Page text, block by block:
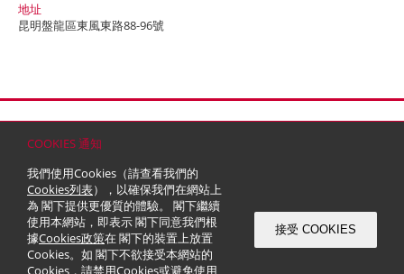
COOKIES 通知
我們使用Cookies（請查看我們的
Cookies列表），以確保我們在網站上
為 閣下提供更優質的體驗。 閣下繼續
使用本網站，即表示 閣下同意我們根
據Cookies政策在 閣下的裝置上放置
Cookies。如 閣下不欲接受本網站的
Cookies，請禁用Cookies或避免使用
接受 COOKIES
地址
昆明盤龍區東風東路88-96號
© 2026 嘉里建設有限公司 (於百慕達註冊成立之有限公司)